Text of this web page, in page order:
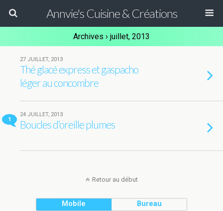
Annvie's Cuisine & Créations
Archives › juillet, 2013
27 JUILLET, 2013
Thé glacé express et gaspacho
léger au concombre
1
24 JUILLET, 2013
Boucles d’oreille plumes
Retour au début
Mobile Bureau